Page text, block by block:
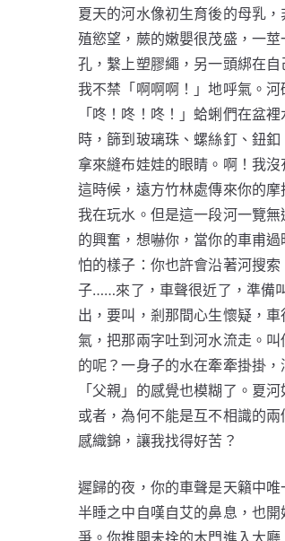
夏天的河水像初生育後的母乳
殖慾望，蕨的嫩嬰很茂盛，一
孔，繫上塑膠繩，另一頭綁在
我不禁「啊啊啊！」地呼氣。
「咚！咚！咚！」蛤蜊們在盆
時，篩到玻璃珠、螺絲釘、鈕
拿來縫布娃娃的眼睛。啊！我
這時候，遠方竹林處傳來你的
我在玩水。但是這一段河一覽
的興奮，想嚇你，當你的車甫
怕的樣子：你也許會沿著河搜
子……來了，車聲很近了，準備
出，要叫，剎那間心生懷疑，
氣，把那兩字吐到河水流走。
的呢？一身子的水在牽牽掛掛
「父親」的感覺也模糊了。夏
或者，為何不能是互不相識的
感織錦，讓我找得好苦？
遲歸的夜，你的車聲是天籟中
半睡之中自嘆自艾的鼻息，也
爭。你推開未拴的木門進入大